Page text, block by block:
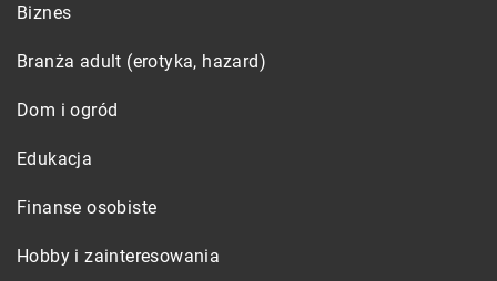
Biznes
Branża adult (erotyka, hazard)
Dom i ogród
Edukacja
Finanse osobiste
Hobby i zainteresowania